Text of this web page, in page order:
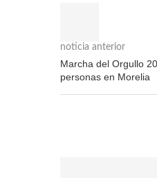
noticia anterior
Marcha del Orgullo
personas en Morelia